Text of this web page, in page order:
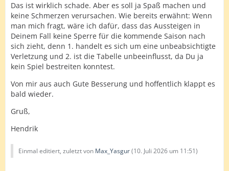
Das ist wirklich schade. Aber es soll ja Spaß machen und
keine Schmerzen verursachen. Wie bereits erwähnt: Wenn
man mich fragt, wäre ich dafür, dass das Aussteigen in
Deinem Fall keine Sperre für die kommende Saison nach
sich zieht, denn 1. handelt es sich um eine unbeabsichtigte
Verletzung und 2. ist die Tabelle unbeeinflusst, da Du ja
kein Spiel bestreiten konntest.
Von mir aus auch Gute Besserung und hoffentlich klappt es
bald wieder.
Gruß,
Hendrik
Einmal editiert, zuletzt von Max_Yasgur(10. Juli 2026 um 11:51)